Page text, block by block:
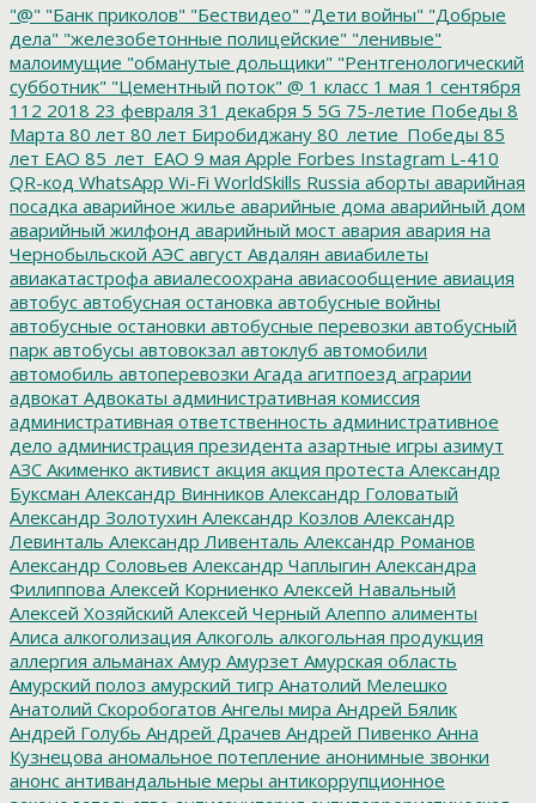
"@" "Банк приколов" "Бествидео" "Дети войны" "Добрые
дела" "железобетонные полицейские" "ленивые"
малоимущие "обманутые дольщики" "Рентгенологический
субботник" "Цементный поток" @ 1 класс 1 мая 1 сентября
112 2018 23 февраля 31 декабря 5 5G 75-летие Победы 8
Марта 80 лет 80 лет Биробиджану 80_летие_Победы 85
лет ЕАО 85_лет_ЕАО 9 мая Apple Forbes Instagram L-410
QR-код WhatsApp Wi-Fi WorldSkills Russia аборты аварийная
посадка аварийное жилье аварийные дома аварийный дом
аварийный жилфонд аварийный мост авария авария на
Чернобыльской АЭС август Авдалян авиабилеты
авиакатастрофа авиалесоохрана авиасообщение авиация
автобус автобусная остановка автобусные войны
автобусные остановки автобусные перевозки автобусный
парк автобусы автовокзал автоклуб автомобили
автомобиль автоперевозки Агада агитпоезд аграрии
адвокат Адвокаты административная комиссия
административная ответственность административное
дело администрация президента азартные игры азимут
АЗС Акименко активист акция акция протеста Александр
Буксман Александр Винников Александр Головатый
Александр Золотухин Александр Козлов Александр
Левинталь Александр Ливенталь Александр Романов
Александр Соловьев Александр Чаплыгин Александра
Филиппова Алексей Корниенко Алексей Навальный
Алексей Хозяйский Алексей Черный Алеппо алименты
Алиса алкоголизация Алкоголь алкогольная продукция
аллергия альманах Амур Амурзет Амурская область
Амурский полоз амурский тигр Анатолий Мелешко
Анатолий Скоробогатов Ангелы мира Андрей Бялик
Андрей Голубь Андрей Драчев Андрей Пивенко Анна
Кузнецова аномальное потепление анонимные звонки
анонс антивандальные меры антикоррупционное